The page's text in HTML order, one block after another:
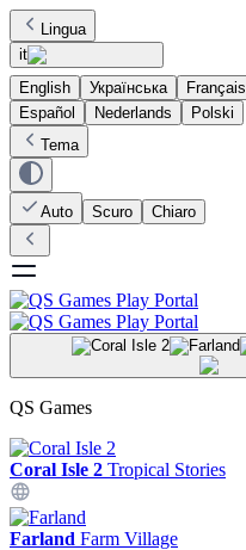
Lingua
it
English
Українська Français
Español
Nederlands
Polski
Tema
Auto Scuro Chiaro
QS Games
Coral Isle 2 Tropical Stories
Farland Farm Village